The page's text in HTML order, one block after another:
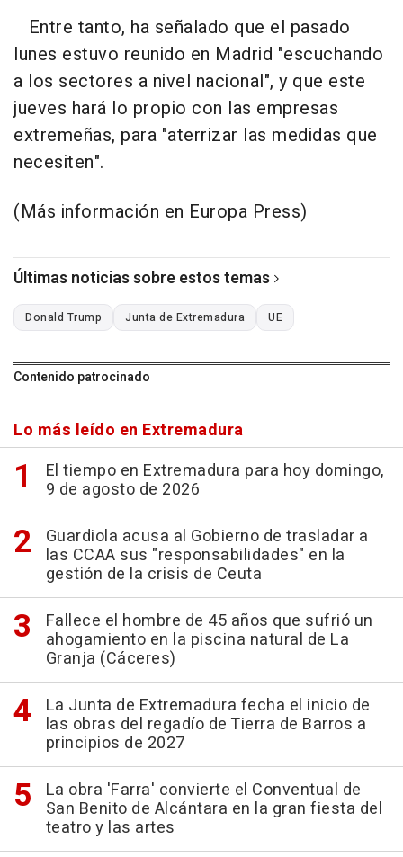
Entre tanto, ha señalado que el pasado
lunes estuvo reunido en Madrid "escuchando
a los sectores a nivel nacional", y que este
jueves hará lo propio con las empresas
extremeñas, para "aterrizar las medidas que
necesiten".
(Más información en Europa Press)
Últimas noticias sobre estos temas
Donald Trump Junta de Extremadura UE
Contenido patrocinado
Lo más leído en Extremadura
El tiempo en Extremadura para hoy domingo,
9 de agosto de 2026
Guardiola acusa al Gobierno de trasladar a
las CCAA sus "responsabilidades" en la
gestión de la crisis de Ceuta
Fallece el hombre de 45 años que sufrió un
ahogamiento en la piscina natural de La
Granja (Cáceres)
La Junta de Extremadura fecha el inicio de
las obras del regadío de Tierra de Barros a
principios de 2027
La obra 'Farra' convierte el Conventual de
San Benito de Alcántara en la gran fiesta del
teatro y las artes